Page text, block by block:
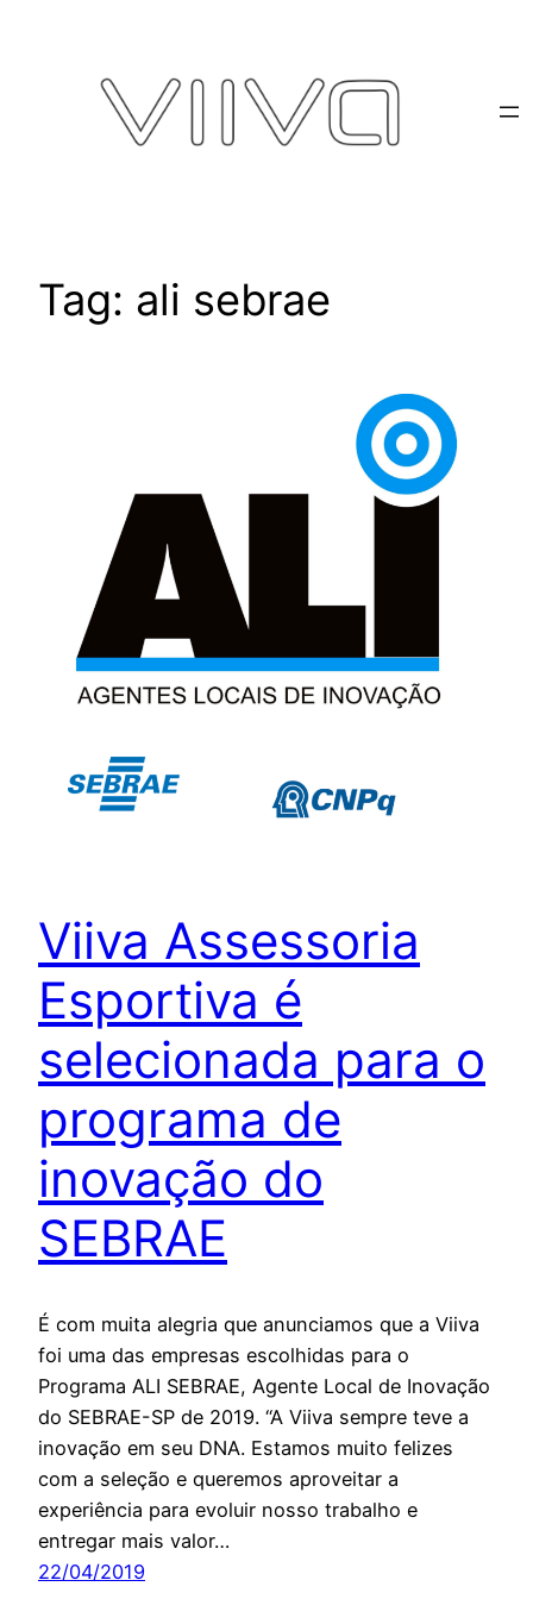
Tag: ali sebrae
Viiva Assessoria
Esportiva é
selecionada para o
programa de
inovação do
SEBRAE
É com muita alegria que anunciamos que a Viiva
foi uma das empresas escolhidas para o
Programa ALI SEBRAE, Agente Local de Inovação
do SEBRAE-SP de 2019. “A Viiva sempre teve a
inovação em seu DNA. Estamos muito felizes
com a seleção e queremos aproveitar a
experiência para evoluir nosso trabalho e
entregar mais valor…
22/04/2019